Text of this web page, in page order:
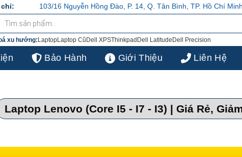
Hồng Đào, P. 14, Q. Tân Bình, TP. Hồ Chí Minh103/16 Nguyễn Hồng
xu hướng: LaptopLaptop Cũ Dell XPSThinkpad Dell Latitude Dell Precision
Bảo Hành Giới Thiệu Liên Hệ
Laptop Lenovo (Core I5 - I7 - I3) | Giá Rẻ,